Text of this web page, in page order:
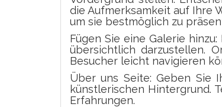
die Aufmerksamkeit auf Ihre
um sie bestmöglich zu
Fügen Sie eine Galerie
übersichtlich darzustellen.
Besucher leicht navigieren
Über uns Seite: Geben Sie
künstlerischen Hintergrund.
Erfahrungen.